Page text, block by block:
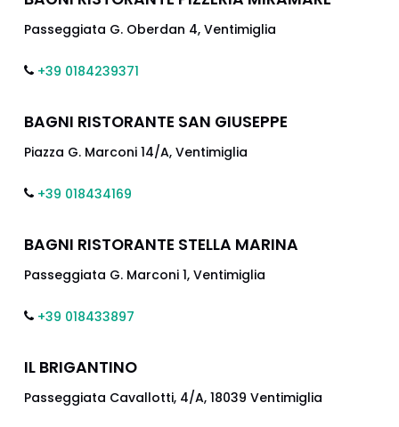
Passeggiata G. Oberdan 4, Ventimiglia
+39 0184239371
BAGNI RISTORANTE SAN GIUSEPPE
Piazza G. Marconi 14/A, Ventimiglia
+39 018434169
BAGNI RISTORANTE STELLA MARINA
Passeggiata G. Marconi 1, Ventimiglia
+39 018433897
IL BRIGANTINO
Passeggiata Cavallotti, 4/A, 18039 Ventimiglia